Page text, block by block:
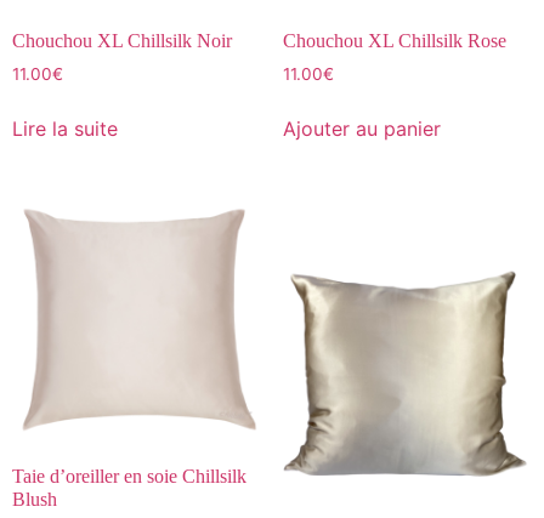
Chouchou XL Chillsilk Noir
11.00€
Lire la suite
Chouchou XL Chillsilk Rose
11.00€
Ajouter au panier
Taie d’oreiller en soie Chillsilk
Blush